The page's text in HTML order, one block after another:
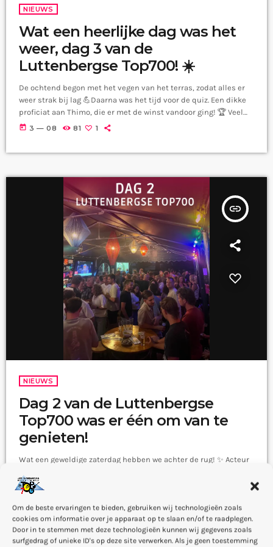
Om de beste ervaringen te bieden, gebruiken wij technologieën zoals
cookies om informatie over je apparaat op te slaan en/of te raadplegen.
Door in te stemmen met deze technologieën kunnen wij gegevens zoals
surfgedrag of unieke ID's op deze site verwerken. Als je geen toestemming
NIEUWS
Wat een heerlijke dag was het
weer, dag 3 van de
Luttenbergse Top700! ☀️
De ochtend begon met het vegen van het terras, zodat alles er
weer strak bij lag 💪Daarna was het tijd voor de quiz. Een dikke
proficiat aan Thimo, die er met de winst vandoor ging! 🏆 Veel
plezier met je heerlijke Sallandse Jersey-pakket.In de middag
today 3 — 08 81 1
insert_link
NIEUWS
Dag 2 van de Luttenbergse
Top700 was er één om van te
genieten!
Wat een geweldige zaterdag hebben we achter de rug! ✨ Acteur
mooi inkijkje in zijn leven én natuurlijk zijn favoriete muziek. 🎨
De kunstgalerij blijft een echte blikvanger. Heb je hem nog niet
gezien? Kom gerust langs en laat je verrassen! ❤️ Een bijzonder
moment was het afscheid van Joop en Gretha. Na vijf edities
nemen zij afscheid van […]